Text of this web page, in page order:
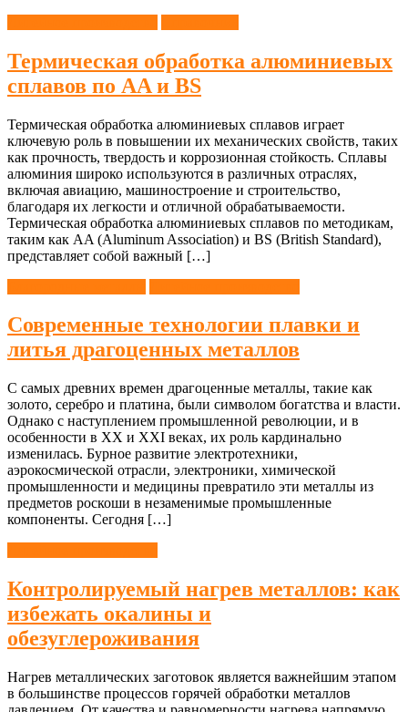
Термическая обработка алюминиевых
сплавов по AA и BS
Термическая обработка алюминиевых сплавов играет
ключевую роль в повышении их механических свойств, таких
как прочность, твердость и коррозионная стойкость. Сплавы
алюминия широко используются в различных отраслях,
включая авиацию, машиностроение и строительство,
благодаря их легкости и отличной обрабатываемости.
Термическая обработка алюминиевых сплавов по методикам,
таким как AA (Aluminum Association) и BS (British Standard),
представляет собой важный […]
Современные технологии плавки и
литья драгоценных металлов
С самых древних времен драгоценные металлы, такие как
золото, серебро и платина, были символом богатства и власти.
Однако с наступлением промышленной революции, и в
особенности в XX и XXI веках, их роль кардинально
изменилась. Бурное развитие электротехники,
аэрокосмической отрасли, электроники, химической
промышленности и медицины превратило эти металлы из
предметов роскоши в незаменимые промышленные
компоненты. Сегодня […]
Контролируемый нагрев металлов: как
избежать окалины и
обезуглероживания
Нагрев металлических заготовок является важнейшим этапом
в большинстве процессов горячей обработки металлов